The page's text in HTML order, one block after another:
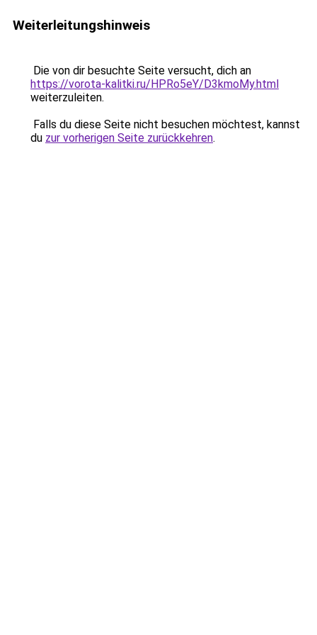
Weiterleitungshinweis
Die von dir besuchte Seite versucht, dich an
https://vorota-kalitki.ru/HPRo5eY/D3kmoMy.html
weiterzuleiten.
Falls du diese Seite nicht besuchen möchtest, kannst
du zur vorherigen Seite zurückkehren.